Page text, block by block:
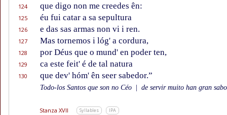
124 que digo non me creedes ên:
125 éu fui catar a sa sepultura
126 e das sas armas non vi i ren.
127 Mas tornemos i lóg' a cordura,
128 por Déus que o mund' en poder ten,
129 ca este feit' é de tal natura
130 que dev' hóm' ên seer sabedor.”
Todo-los Santos que son no Céo de servir muito han gran
Stanza XVII Syllables IPA